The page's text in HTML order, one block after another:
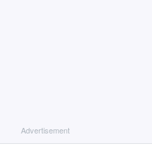
Advertisement